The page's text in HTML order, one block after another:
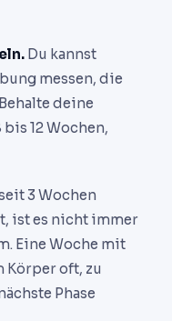
Du kannst
messen, die
deine
12 Wochen,
3 Wochen
ist es nicht immer
Eine Woche mit
Körper oft, zu
Phase